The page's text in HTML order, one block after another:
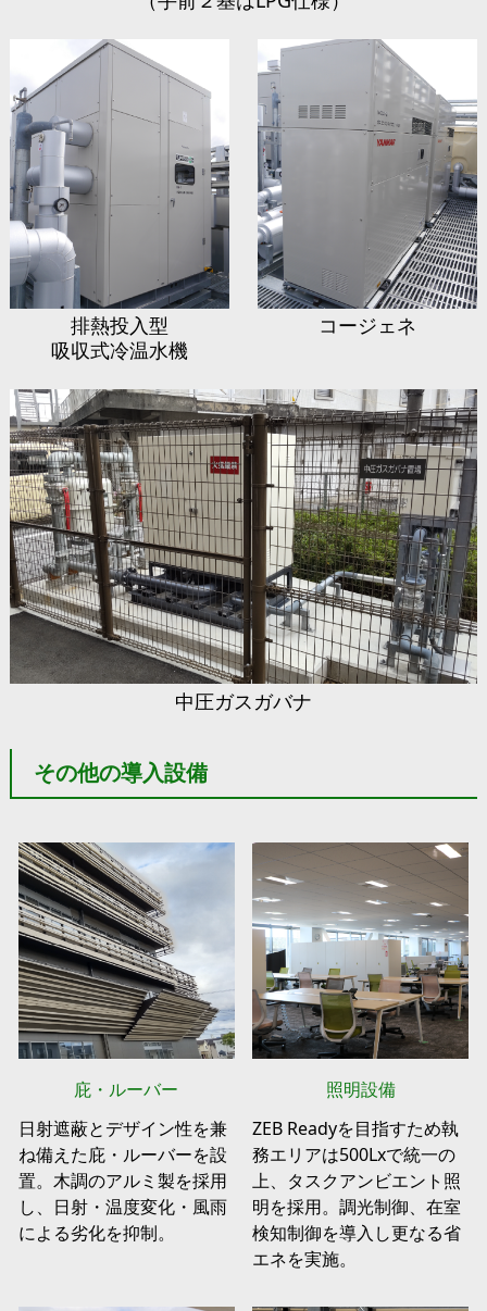
排熱投入型
吸収式冷温水機
コージェネ
中圧ガスガバナ
その他の導入設備
庇・ルーバー
日射遮蔽とデザイン性を兼
ね備えた庇・ルーバーを設
置。木調のアルミ製を採用
し、日射・温度変化・風雨
による劣化を抑制。
照明設備
ZEB Readyを目指すため執
務エリアは500Lxで統一の
上、タスクアンビエント照
明を採用。調光制御、在室
検知制御を導入し更なる省
エネを実施。